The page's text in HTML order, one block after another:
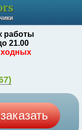
работы
21.00
заказать